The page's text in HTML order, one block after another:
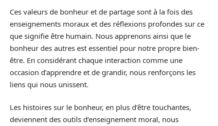
Ces valeurs de bonheur et de partage sont à la fois des
enseignements moraux et des réflexions profondes sur ce
que signifie être humain. Nous apprenons ainsi que le
bonheur des autres est essentiel pour notre propre bien-
être. En considérant chaque interaction comme une
occasion d’apprendre et de grandir, nous renforçons les
liens qui nous unissent.
Les histoires sur le bonheur, en plus d’être touchantes,
deviennent des outils d’enseignement moral, nous